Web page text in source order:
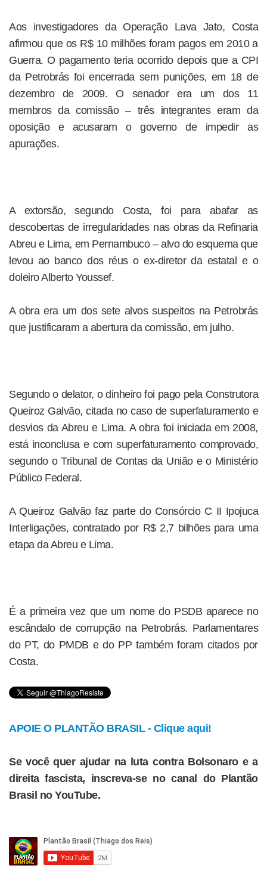
Aos investigadores da Operação Lava Jato, Costa
afirmou que os R$ 10 milhões foram pagos em 2010 a
Guerra. O pagamento teria ocorrido depois que a CPI
da Petrobrás foi encerrada sem punições, em 18 de
dezembro de 2009. O senador era um dos 11
membros da comissão – três integrantes eram da
oposição e acusaram o governo de impedir as
apurações.
A extorsão, segundo Costa, foi para abafar as
descobertas de irregularidades nas obras da Refinaria
Abreu e Lima, em Pernambuco – alvo do esquema que
levou ao banco dos réus o ex-diretor da estatal e o
doleiro Alberto Youssef.
A obra era um dos sete alvos suspeitos na Petrobrás
que justificaram a abertura da comissão, em julho.
Segundo o delator, o dinheiro foi pago pela Construtora
Queiroz Galvão, citada no caso de superfaturamento e
desvios da Abreu e Lima. A obra foi iniciada em 2008,
está inconclusa e com superfaturamento comprovado,
segundo o Tribunal de Contas da União e o Ministério
Público Federal.
A Queiroz Galvão faz parte do Consórcio C II Ipojuca
Interligações, contratado por R$ 2,7 bilhões para uma
etapa da Abreu e Lima.
É a primeira vez que um nome do PSDB aparece no
escândalo de corrupção na Petrobrás. Parlamentares
do PT, do PMDB e do PP também foram citados por
Costa.
APOIE O PLANTÃO BRASIL - Clique aqui!
Se você quer ajudar na luta contra Bolsonaro e a
direita fascista, inscreva-se no canal do Plantão
Brasil no YouTube.